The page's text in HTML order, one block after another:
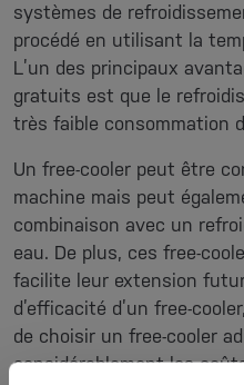
systèmes de
procédé en utilisant la
L’un des principaux
gratuits est que le
très faible consommation
Un free-cooler peut être
machine mais peut
combinaison avec un
eau. De plus, ces free-
facilite leur extension
d’efficacité d’un free-
de choisir un free-cooler
considérablement les